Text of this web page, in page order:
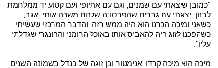
"כמובן שיצאתי עם שמנים, וגם עם אתיופי ועם קטוע יד ממלחמת
לבנון. יצאתי עם גברים שהפרסונה שלהם משכה אותי. אגב,
כשאני ומיכה הכרנו הוא היה ממש רזה, והדבר המרכזי שעשיתי
כשהפכנו לזוג היה להאביס אותו באוכל הרומני וההונגרי שגדלתי
עליו".
מיכה הוא מיכה קרדו, אנימטור ובן זוגה של בנדל בשמונה השנים